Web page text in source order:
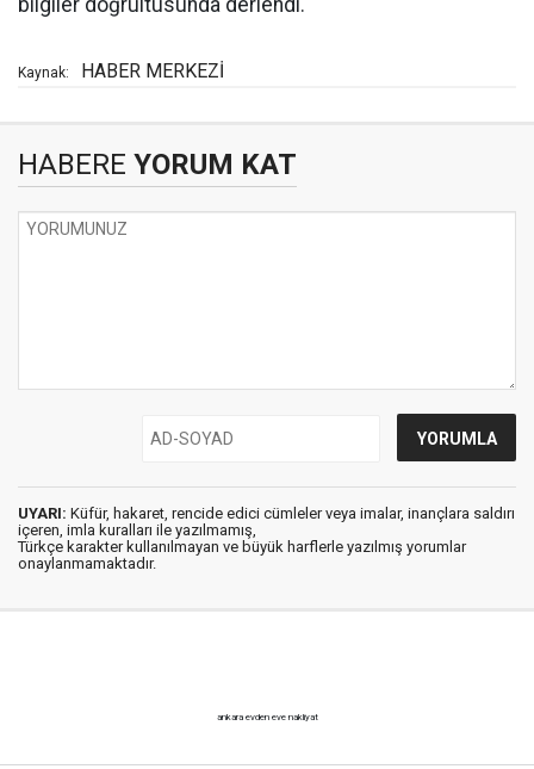
Kaynak: HABER MERKEZİ
HABERE YORUM KAT
UYARI: Küfür, hakaret, rencide edici cümleler veya imalar, inançlara saldırı
içeren, imla kuralları ile yazılmamış,
Türkçe karakter kullanılmayan ve büyük harflerle yazılmış yorumlar
onaylanmamaktadır.
ankara evden eve nakliyat